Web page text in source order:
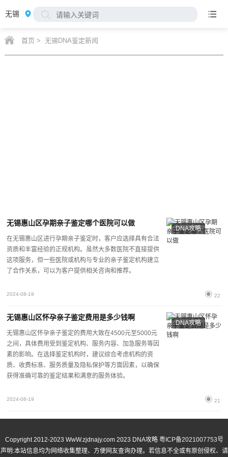
无锡
首页 > 无锡DNA鉴定新闻
DNA攻略
无锡惠山区孕期亲子鉴定哪个医院可以做
在无锡惠山区进行孕期亲子鉴定时，客户应选择具有合法
资质和丰富经验的正规机构。虽然大多数医院不直接提供
这项服务，但一些医院或机构与专业的亲子鉴定机构建立
了合作关系，可以为客户提供相关咨询和推荐。
2024-08-19 22
DNA攻略
无锡惠山区怀孕亲子鉴定费用是多少钱啊
无锡惠山区怀孕亲子鉴定的费用大致在4500元至5000元
之间，具体费用受到鉴定机构、服务内容、加急服务等因
素的影响。在选择鉴定机构时，建议综合考虑机构的资
质、收费标准、服务质量及隐私保护等方面因素，以确保
获得准确可靠的鉴定结果和满意的服务体验。
2024-08-19 21
Copyright 2012-2023 WwW.zjdnajy.com 2023 DNA攻略 粤ICP备2021007753号
声明:本站信息均为网络收集整理、方便网友查询办理。若信息不全或有原创侵权、请